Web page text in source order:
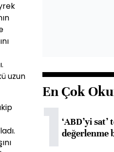
uzun
En Çok
1‘ABD’yi sat’
değerlenme